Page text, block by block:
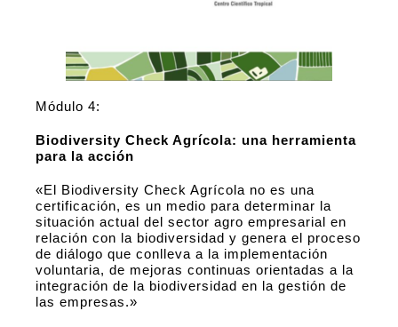
Módulo 4:
Biodiversity Check Agrícola: una herramienta
para la acción
«El Biodiversity Check Agrícola no es una
certificación, es un medio para determinar la
situación actual del sector agro empresarial en
relación con la biodiversidad y genera el proceso
de diálogo que conlleva a la implementación
voluntaria, de mejoras continuas orientadas a la
integración de la biodiversidad en la gestión de
las empresas.»